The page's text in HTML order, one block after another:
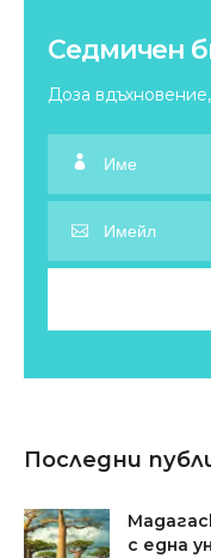
Седмичен
Доза
Последни
с една